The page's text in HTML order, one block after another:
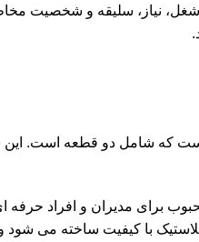
نیاز، سلیقه و شخصیت
که شامل دو قطعه است.
محبوب برای مدیران و افراد
با کیفیت ساخته می